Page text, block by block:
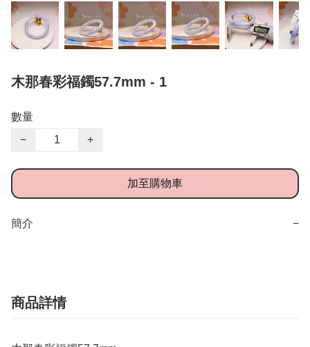
木那春彩福鐲57.7mm - 1
數量
−
+
加至購物車
簡介 −
商品詳情